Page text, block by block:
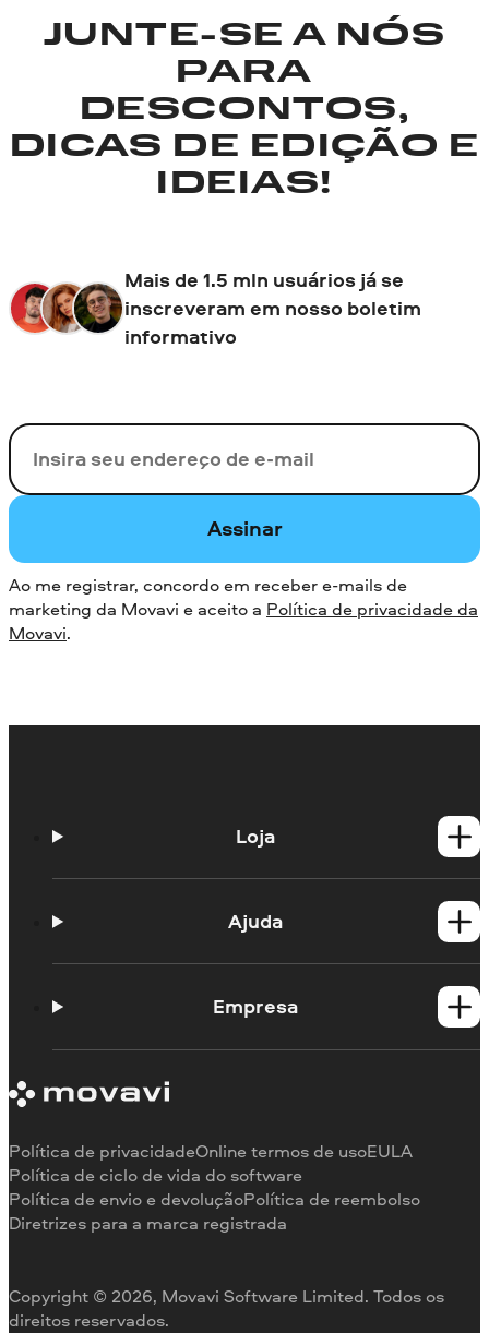
JUNTE-SE A NÓS
PARA
DESCONTOS,
DICAS DE EDIÇÃO E
IDEIAS!
Mais de 1.5 mln usuários já se
inscreveram em nosso boletim
informativo
Seu e-mail
Assinar
Ao me registrar, concordo em receber e-mails de
marketing da Movavi e aceito a Política de privacidade da
Movavi.
Loja
Produtos para Mac Ajuda
Portal de aprendizagem
Limitações da versão de teste
Reembolso
Empresa
Testemunhos
Por que nos escolher
Para o trabalho
Copyright © 2026, Movavi Software Limited. Todos os
direitos reservados.
Política de privacidadeOnline termos de usoEULA
Política de ciclo de vida do software
Política de envio e devoluçãoPolítica de reembolso
Diretrizes para a marca registrada